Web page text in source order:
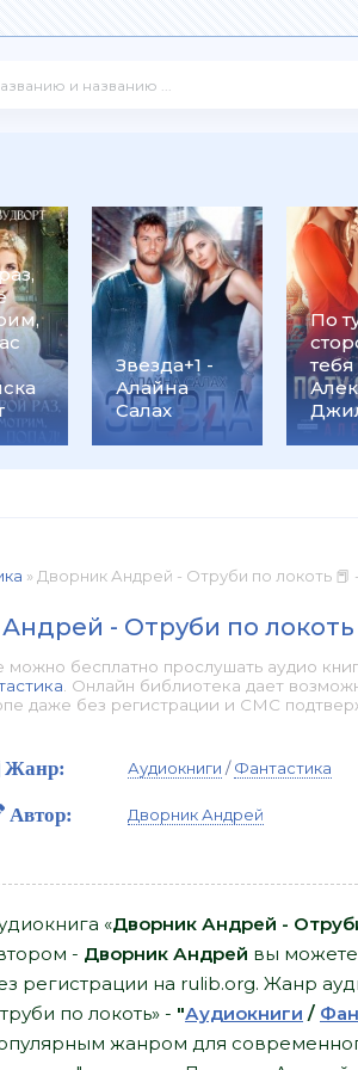
Звезда+1 -
Алайна
Салах
По
» Дворник Андрей - Отруби по локоть 📕
- Отруби по локоть
бесплатно прослушать аудио
. Онлайн библиотека дает
даже без регистрации и СМС
Жанр: Аудиокниги /Фантастика
Автор: Дворник Андрей
«Дворник Андрей -
- Дворник Андрей вы можете
регистрации на rulib.org. Жанр
по локоть» - "Аудиокниги /
жанром для